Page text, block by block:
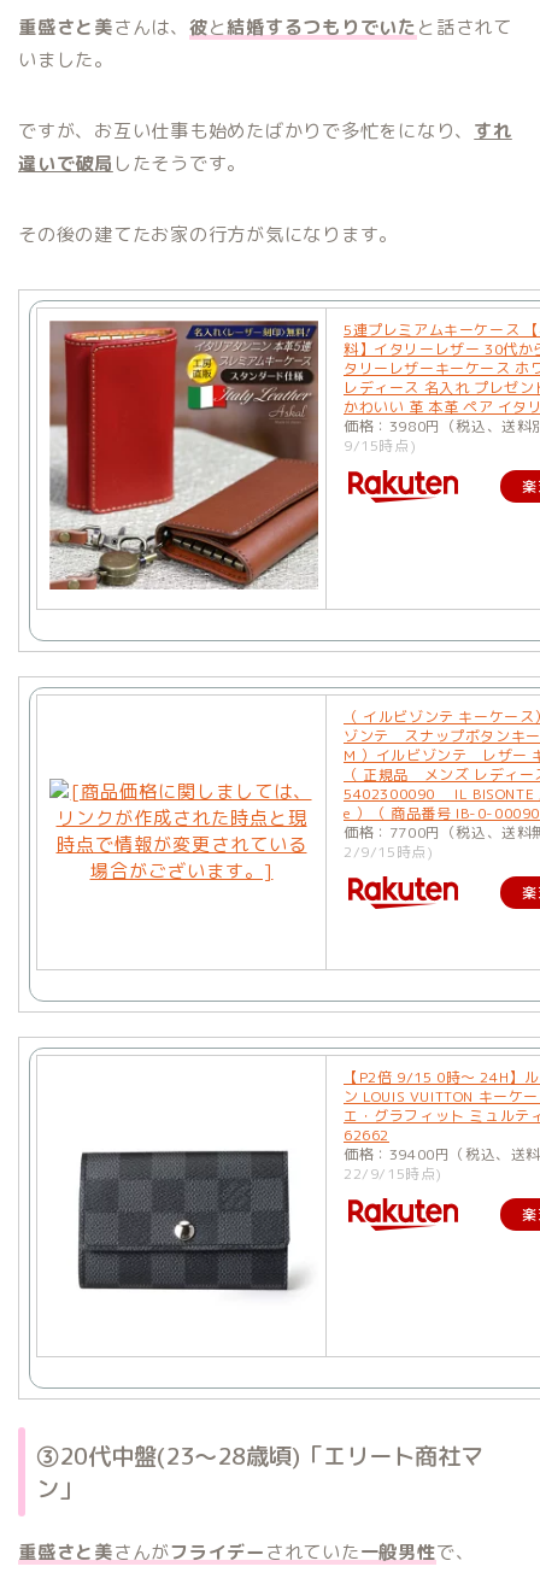
重盛さと美さんは、 彼と結婚するつもりでいたと話されて
いました。
ですが、お互い仕事も始めたばかりで多忙をになり、 すれ
違いで破局 したそうです。
その後の建てたお家の行方が気になります。
5連プレミアムキーケース
料】イタリーレザー 30代か
タリーレザーキーケース ホ
レディース 名入れ プレゼン
かわいい 革 本革 ペア イタ
価格：3980円（税込、送
9/15時点)
（ イルビゾンテ キーケー
ゾンテ スナップボタンキ
M ）イルビゾンテ レザー
（ 正規品 メンズ レディ
5402300090 IL BISONTE
e ）（ 商品番号 IB-0-
価格：7700円（税込、送
2/9/15時点)
【P2倍 9/15 0時〜 24H】
ン LOUIS VUITTON キーケ
エ・グラフィット ミュルテ
62662
価格：39400円（税込、送
22/9/15時点)
③20代中盤(23〜28歳頃)「エリート商社マ
ン」
重盛さと美さんがフライデーされていた一般男性で、